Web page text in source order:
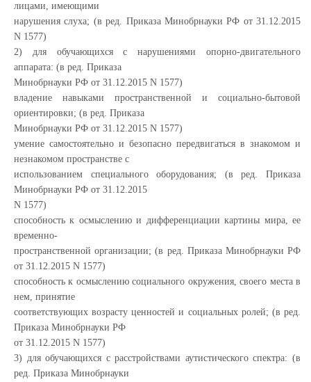
лицами, имеющими
нарушения слуха; (в ред. Приказа Минобрнауки РФ от 31.12.2015
N 1577)
2) для обучающихся с нарушениями опорно-двигательного
аппарата: (в ред. Приказа
Минобрнауки РФ от 31.12.2015 N 1577)
владение навыками пространственной и социально-бытовой
ориентировки; (в ред. Приказа
Минобрнауки РФ от 31.12.2015 N 1577)
умение самостоятельно и безопасно передвигаться в знакомом и
незнакомом пространстве с
использованием специального оборудования; (в ред. Приказа
Минобрнауки РФ от 31.12.2015
N 1577)
способность к осмыслению и дифференциации картины мира, ее
временно-
пространственной организации; (в ред. Приказа Минобрнауки РФ
от 31.12.2015 N 1577)
способность к осмыслению социального окружения, своего места в
нем, принятие
соответствующих возрасту ценностей и социальных ролей; (в ред.
Приказа Минобрнауки РФ
от 31.12.2015 N 1577)
3) для обучающихся с расстройствами аутистического спектра: (в
ред. Приказа Минобрнауки